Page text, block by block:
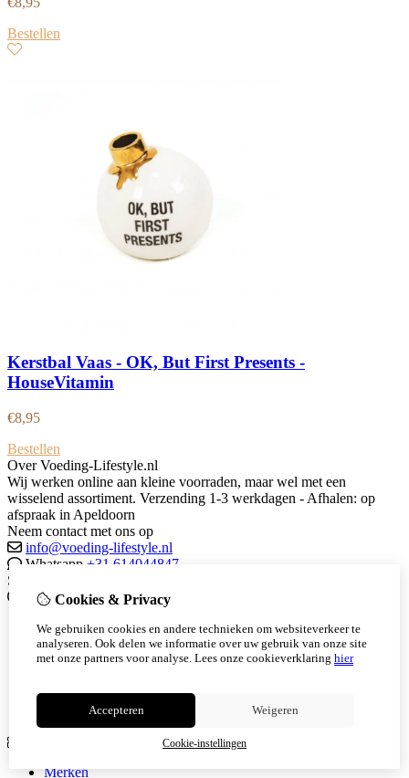
Bestellen
Kerstbal Vaas - OK, But First Presents -
HouseVitamin
€8,95
Bestellen
Over Voeding-Lifestyle.nl
Wij werken online aan kleine voorraden, maar wel met een
wisselend assortiment. Verzending 1-3 werkdagen - Afhalen: op
afspraak in Apeldoorn
Neem contact met ons op
info@voeding-lifestyle.nl
Whatsapp +31 614044847
Social Media
Informatie
Over mij
Herbalife
Member aanmelding
Join The Team
Vacatures
Merken
Cookies & Privacy
We gebruiken cookies en andere technieken om websiteverkeer te
analyseren. Ook delen we informatie over uw gebruik van onze site
met onze partners voor analyse. Lees onze cookieverklaring hier
Accepteren Weigeren
Cookie-instellingen